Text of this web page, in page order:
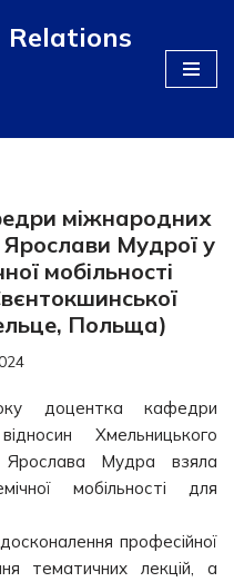
міжнародних
Ярослави Мудрої у
мобільності
Польща)
доцентка кафедри
Хмельницького
Ярослава Мудра взяла
мобільності для
професійної
тематичних лекцій, а